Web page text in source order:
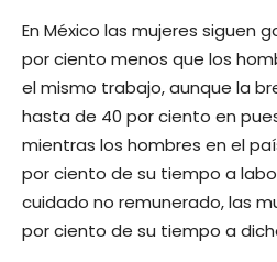
En México las mujeres siguen
por ciento menos que los
el mismo trabajo, aunque la
hasta de 40 por ciento en
mientras los hombres en el
por ciento de su tiempo a
cuidado no remunerado, las
por ciento de su tiempo a